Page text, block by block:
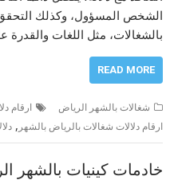
الشخص المسؤول، وكذلك
بالشغالات، مثل اللغات والقدرة
READ MORE
شغالات بالشهر الرياض ارقام
ارقام دلالات شغالات بالرياض بالشهر ,
خادمات كينيات بالشهر الرياض